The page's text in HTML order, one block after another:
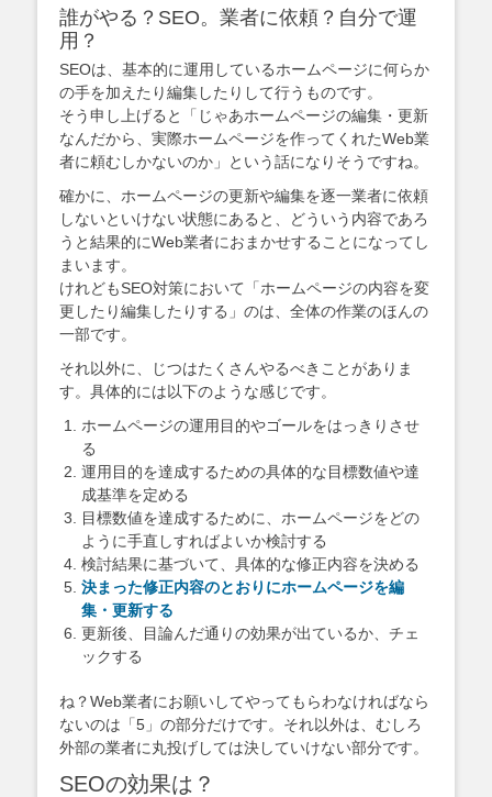
誰がやる？SEO。業者に依頼？自分で運
用？
SEOは、基本的に運用しているホームページに何らか
の手を加えたり編集したりして行うものです。
そう申し上げると「じゃあホームページの編集・更新
なんだから、実際ホームページを作ってくれたWeb業
者に頼むしかないのか」という話になりそうですね。
確かに、ホームページの更新や編集を逐一業者に依頼
しないといけない状態にあると、どういう内容であろ
うと結果的にWeb業者におまかせすることになってし
まいます。
けれどもSEO対策において「ホームページの内容を変
更したり編集したりする」のは、全体の作業のほんの
一部です。
それ以外に、じつはたくさんやるべきことがありま
す。具体的には以下のような感じです。
ホームページの運用目的やゴールをはっきりさせ
る
運用目的を達成するための具体的な目標数値や達
成基準を定める
目標数値を達成するために、ホームページをどの
ように手直しすればよいか検討する
検討結果に基づいて、具体的な修正内容を決める
決まった修正内容のとおりにホームページを編
集・更新する
更新後、目論んだ通りの効果が出ているか、チェ
ックする
ね？Web業者にお願いしてやってもらわなければなら
ないのは「5」の部分だけです。それ以外は、むしろ
外部の業者に丸投げしては決していけない部分です。
SEOの効果は？